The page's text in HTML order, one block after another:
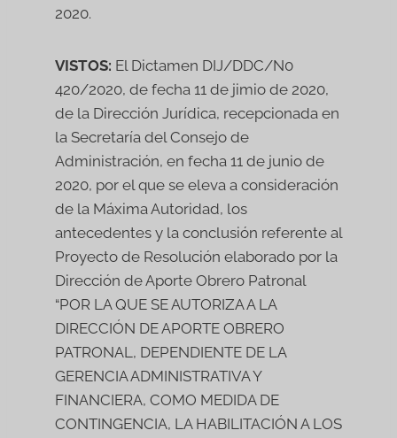
2020.
VISTOS: El Dictamen DIJ/DDC/N0
420/2020, de fecha 11 de jimio de 2020,
de la Dirección Jurídica, recepcionada en
la Secretaría del Consejo de
Administración, en fecha 11 de junio de
2020, por el que se eleva a consideración
de la Máxima Autoridad, los
antecedentes y la conclusión referente al
Proyecto de Resolución elaborado por la
Dirección de Aporte Obrero Patronal
“POR LA QUE SE AUTORIZA A LA
DIRECCIÓN DE APORTE OBRERO
PATRONAL, DEPENDIENTE DE LA
GERENCIA ADMINISTRATIVA Y
FINANCIERA, COMO MEDIDA DE
CONTINGENCIA, LA HABILITACIÓN A LOS